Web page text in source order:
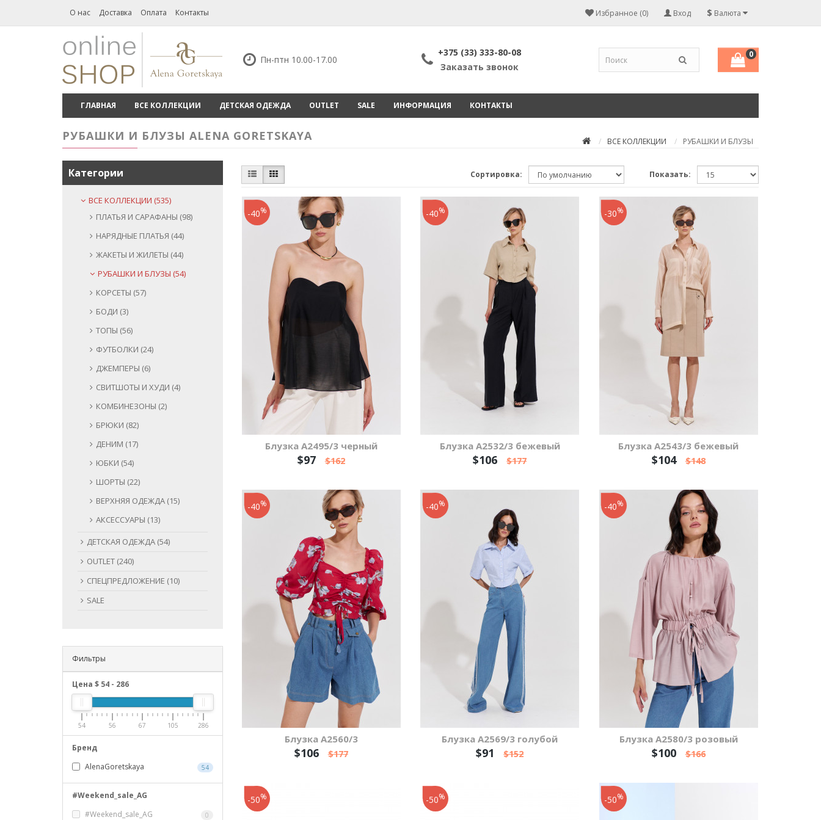
О нас Доставка Оплата Контакты $ Валюта
Вход
Избранное (0)
Пн-птн 10.00-17.00
+375 (33) 333-80-08
Заказать звонок
0
ГЛАВНАЯ ВСЕ КОЛЛЕКЦИИ ДЕТСКАЯ ОДЕЖДА OUTLET SALE ИНФОРМАЦИЯ КОНТАКТЫ
ВСЕ КОЛЛЕКЦИИ РУБАШКИ И БЛУЗЫ
РУБАШКИ И БЛУЗЫ ALENA GORETSKAYA
Категории
ВСЕ КОЛЛЕКЦИИ (535)
ПЛАТЬЯ И САРАФАНЫ (98)
НАРЯДНЫЕ ПЛАТЬЯ (44)
ЖАКЕТЫ И ЖИЛЕТЫ (44)
РУБАШКИ И БЛУЗЫ (54)
КОРСЕТЫ (57)
БОДИ (3)
ТОПЫ (56)
ФУТБОЛКИ (24)
ДЖЕМПЕРЫ (6)
СВИТШОТЫ И ХУДИ (4)
КОМБИНЕЗОНЫ (2)
БРЮКИ (82)
ДЕНИМ (17)
ЮБКИ (54)
ШОРТЫ (22)
ВЕРХНЯЯ ОДЕЖДА (15)
АКСЕССУАРЫ (13)
ДЕТСКАЯ ОДЕЖДА (54)
OUTLET (240)
СПЕЦПРЕДЛОЖЕНИЕ (10)
SALE
Фильтры
Цена $ 54 - 286
54 56 67 105 286
Бренд
AlenaGoretskaya
54
#Weekend_sale_AG
#Weekend_sale_AG
0
Сортировка: Показать:
Блузка А2495/3 черный
$97 $162
-40%
Блузка А2532/3 бежевый
$106 $177
-40%
Блузка А2543/3 бежевый
$104 $148
-30%
Блузка А2560/3
$106 $177
-40%
Блузка А2569/3 голубой
$91 $152
-40%
Блузка А2580/3 розовый
$100 $166
-40%
-50% -50% -50%